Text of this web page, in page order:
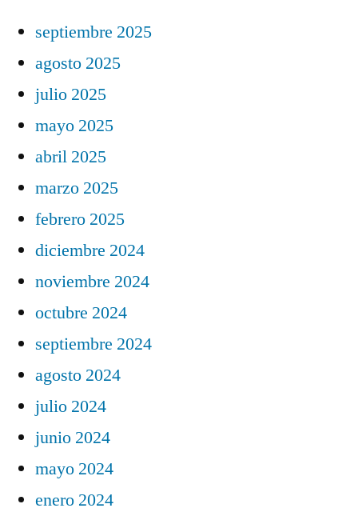
septiembre 2025
agosto 2025
julio 2025
mayo 2025
abril 2025
marzo 2025
febrero 2025
diciembre 2024
noviembre 2024
octubre 2024
septiembre 2024
agosto 2024
julio 2024
junio 2024
mayo 2024
enero 2024